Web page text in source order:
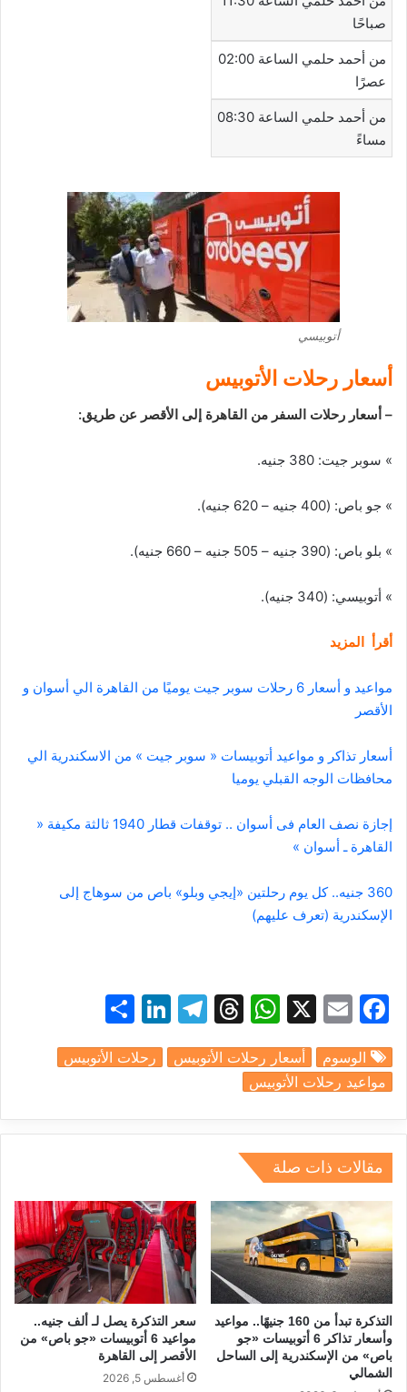
صباحًا
من أحمد حلمي الساعة 02:00
عصرًا
من أحمد حلمي الساعة 08:30
مساءً
أتوبيسي
أسعار رحلات الأتوبيس
– أسعار رحلات السفر من القاهرة إلى الأقصر عن طريق:
» سوبر جيت: 380 جنيه.
» جو باص: (400 جنيه – 620 جنيه).
» بلو باص: (390 جنيه – 505 جنيه – 660 جنيه).
» أتوبيسي: (340 جنيه).
أقرأ المزيد
مواعيد و أسعار 6 رحلات سوبر جيت يوميًا من القاهرة الي أسوان و
الأقصر
أسعار تذاكر و مواعيد أتوبيسات « سوبر جيت » من الاسكندرية الي
محافظات الوجه القبلي يوميا
إجازة نصف العام فى أسوان .. توقفات قطار 1940 ثالثة مكيفة «
القاهرة ـ أسوان »
360 جنيه.. كل يوم رحلتين «إيجي وبلو» باص من سوهاج إلى
الإسكندرية (تعرف عليهم)
F
a
c
e
b
o
o
k
E
m
ai
l
X
W
h
at
s
A
p
T
hr
e
d
T
el
e
a
Li
n
k
dI
h
ar
الوسوم أسعار رحلات الأتوبيس
رحلات الأتوبيس
مواعيد رحلات الأتوبيس
مقالات ذات صلة
التذكرة تبدأ من 160 جنيهًا.. مواعيد
وأسعار تذاكر 6 أتوبيسات «جو
باص» من الإسكندرية إلى الساحل
الشمالي
سعر التذكرة يصل لـ ألف جنيه..
مواعيد 6 أتوبيسات «جو باص» من
الأقصر إلى القاهرة
أغسطس 5, 2026